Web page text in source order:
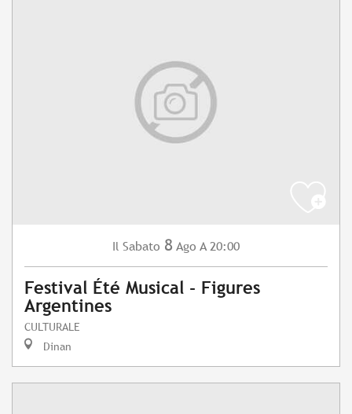
Il Sabato 8 Ago A 20:00
Festival Été Musical - Figures
Argentines
CULTURALE
Dinan